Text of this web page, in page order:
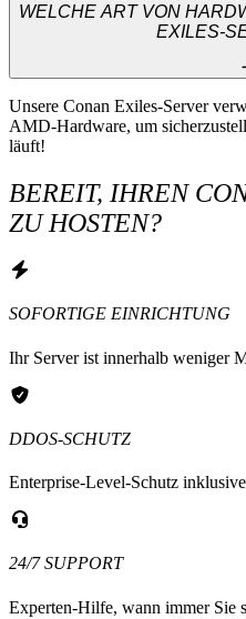
WELCHE ART VON
EXILES-
Unsere Conan Exiles-Server
AMD-Hardware, um
läuft!
BEREIT, IHREN
ZU HOSTEN?
SOFORTIGE EINRICHTUNG
Ihr Server ist innerhalb weniger
DDOS-SCHUTZ
Enterprise-Level-Schutz inklusive
24/7 SUPPORT
Experten-Hilfe, wann immer Sie